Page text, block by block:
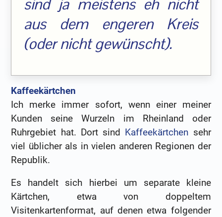
sind ja meistens eh nicht
aus dem engeren Kreis
(oder nicht gewünscht).
Kaffeekärtchen
Ich merke immer sofort, wenn einer meiner
Kunden seine Wurzeln im Rheinland oder
Ruhrgebiet hat. Dort sind Kaffeekärtchen sehr
viel üblicher als in vielen anderen Regionen der
Republik.
Es handelt sich hierbei um separate kleine
Kärtchen, etwa von doppeltem
Visitenkartenformat, auf denen etwa folgender